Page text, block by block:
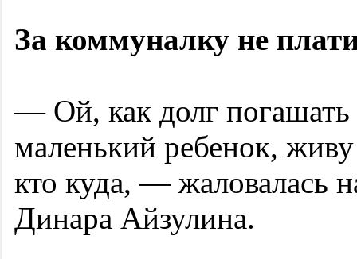
За коммуналку не
— Ой, как долг
маленький ребенок,
кто куда, — жаловалась
Динара Айзулина.